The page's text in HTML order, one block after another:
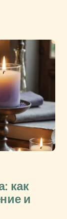
как
и